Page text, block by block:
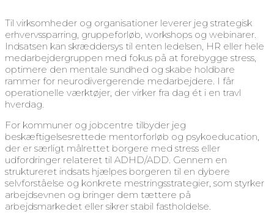
Til virksomheder og organisationer leverer jeg strategisk
erhvervssparring, gruppeforløb, workshops og webinarer.
Indsatsen kan skræddersys til enten ledelsen, HR eller hele
medarbejdergruppen med fokus på at forebygge stress,
optimere den mentale sundhed og skabe holdbare
rammer for neurodivergerende medarbejdere. I får
operationelle værktøjer, der virker fra dag ét i en travl
hverdag.
For kommuner og jobcentre tilbyder jeg
beskæftigelsesrettede mentorforløb og psykoeducation,
der er særligt målrettet borgere med stress eller
udfordringer relateret til ADHD/ADD. Gennem en
struktureret indsats hjælpes borgeren til en dybere
selvforståelse og konkrete mestringsstrategier, som styrker
arbejdsevnen og bringer dem tættere på
arbejdsmarkedet eller sikrer stabil fastholdelse.